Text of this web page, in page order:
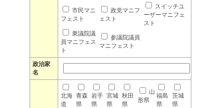
市民マニ
フェスト
政党マニフ
ェスト
スイッチユ
ーザーマニフェ
スト
衆議院議
員マニフェス
ト
参議院議員
マニフェスト
政治家
名
北海
道
青森
県
岩手
県
宮城
県
秋田
県
山
形県
福島
県
茨城
県